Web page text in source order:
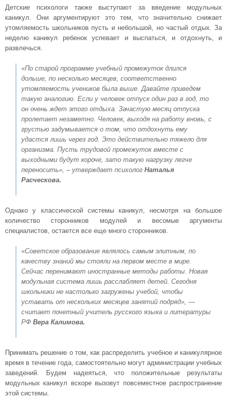
Детские психологи также выступают за введение модульных
каникул. Они аргументируют это тем, что значительно снижает
утомляемость школьников пусть и небольшой, но частый отдых. За
неделю каникул ребенок успевает и выспаться, и отдохнуть, и
развлечься.
«По старой программе учебный промежуток длился
дольше, по несколько месяцев, соответственно
утомляемость учеников была выше. Давайте приведем
такую аналогию. Если у человек отпуск один раз в год, то
он очень ждет этого отдыха. Зачастую месяц отпуска
пролетает незаметно. Человек, выходя на работу вновь, с
грустью задумывается о том, что отдохнуть ему
удастся лишь через год. Это действительно тяжело для
организма. Пусть трудовой промежуток вместе с
выходными будут короче, зато такую нагрузку легче
переносить», – утверждает психолог Наталья
Расческова.
Однако у классической системы каникул, несмотря на большое
количество сторонников модулей и весомые аргументы
специалистов, остается все еще много сторонников.
«Советское образование являлось самым элитным, по
качеству знаний мы стояли на первом месте в мире.
Сейчас перенимают иностранные методы работы. Новая
модульная система лишь расслабляет детей. Сегодня
школьники не настолько загружены учебой, чтобы
уставать от нескольких месяцев занятий подряд», —
считает почетный учитель русского языка и литературы
РФ Вера Калимова.
Принимать решение о том, как распределить учебное и каникулярное
время в течение года, самостоятельно могут администрации учебных
заведений. Будем надеяться, что положительные результаты
модульных каникул вскоре вызовут повсеместное распространение
этой системы.